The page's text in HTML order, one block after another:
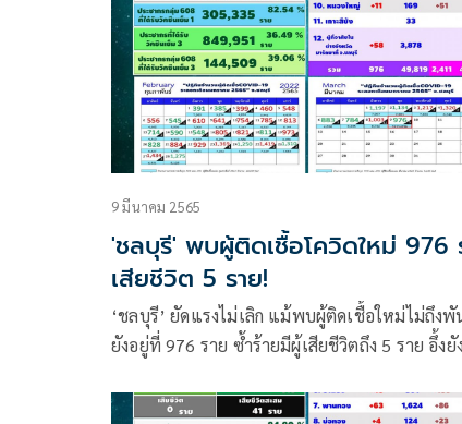
9 มีนาคม 2565
'ชลบุรี' พบผู้ติดเชื้อโควิดใหม่ 976
เสียชีวิต 5 ราย!
‘ชลบุรี’ ยัดแรงไม่เลิก แม้พบผู้ติดเชื้อใหม่ไม่ถึง
ยังอยู่ที่ 976 ราย ซ้ำร้ายมีผู้เสียชีวิตถึง 5 ราย อึ้งยั